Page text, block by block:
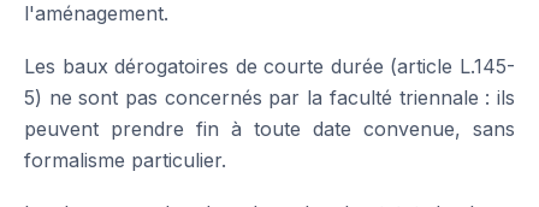
l'aménagement.
Les baux dérogatoires de courte durée (article L.145-
5) ne sont pas concernés par la faculté triennale : ils
peuvent prendre fin à toute date convenue, sans
formalisme particulier.